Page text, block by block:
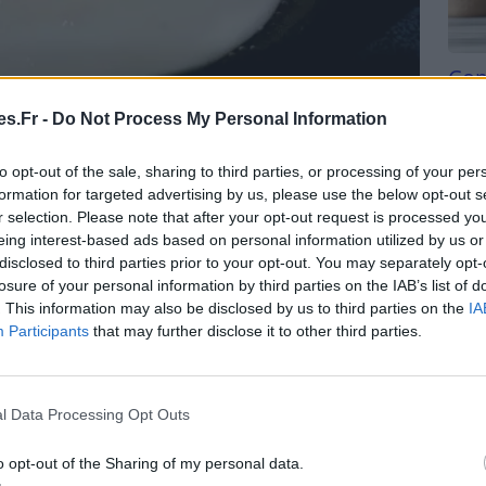
- Do Not Process My Personal Information
opt-out of the sale, sharing to third parties, or processing of your
for targeted advertising by us, please use the below opt-out
selection. Please note that after your opt-out request is processed
interest-based ads based on personal information utilized by us
to third parties prior to your opt-out. You may separately
of your personal information by third parties on the IAB’s list of
This information may also be disclosed by us to third parties on the
Participants that may further disclose it to other third parties.
Data Processing Opt Outs
opt-out of the Sharing of my personal data.
des oeufs les plus simples et les plus
gourmand ou un dîner rapide et facile.
frais, car le jaune est normalement encore
est bon ou pas.
au plat à coup sûr !
de l’oeuf au plat
Tri
du